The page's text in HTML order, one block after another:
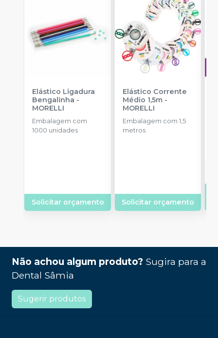
Elástico Ligadura
Bengalinha -
MORELLI
Embalagem com
1000 unidades
Solicitar orçamento
Elástico Corrente
Médio 1,5m-
MORELLI
Embalagem com 1,5
metros
Solicitar orçamento
Não achou algum produto? Sugira para a
Dental Sâmia
Sugerir produtos